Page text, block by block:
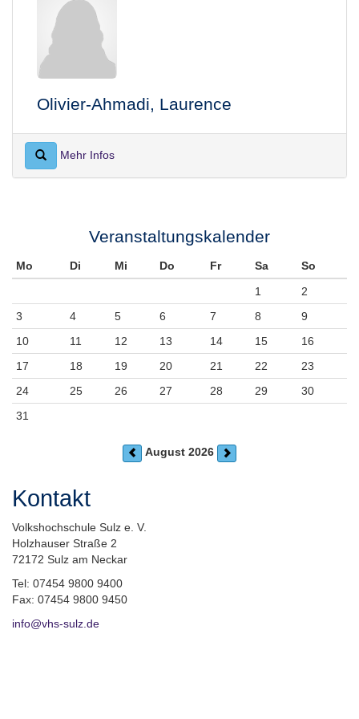
Olivier-Ahmadi, Laurence
Mehr Infos
Veranstaltungskalender
Mo Di Mi Do Fr Sa
So
1
2
3
4 5 6 7 8
9
10
11 12 13 14 15
16
17
18 19 20 21 22
23
24
25 26 27 28 29
30
31
August 2026
Kontakt
Volkshochschule Sulz e. V.
Holzhauser Straße 2
72172 Sulz am Neckar
Tel: 07454 9800 9400
Fax: 07454 9800 9450
info@vhs-sulz.de